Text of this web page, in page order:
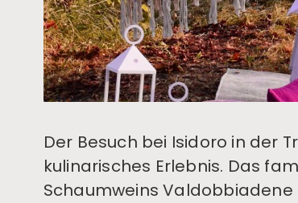
Der Besuch bei Isidoro in der
kulinarisches Erlebnis. Das
Schaumweins Valdobbiadene